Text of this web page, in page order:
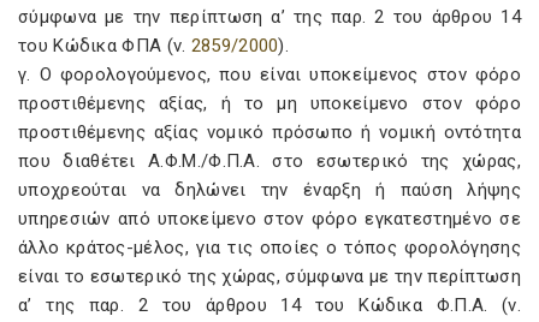
σύμφωνα με την περίπτωση α’ της παρ. 2 του άρθρου 14
του Κώδικα ΦΠΑ (ν. 2859/2000).
γ. Ο φορολογούμενος, που είναι υποκείμενος στον φόρο
προστιθέμενης αξίας, ή το μη υποκείμενο στον φόρο
προστιθέμενης αξίας νομικό πρόσωπο ή νομική οντότητα
που διαθέτει Α.Φ.Μ./Φ.Π.Α. στο εσωτερικό της χώρας,
υποχρεούται να δηλώνει την έναρξη ή παύση λήψης
υπηρεσιών από υποκείμενο στον φόρο εγκατεστημένο σε
άλλο κράτος-μέλος, για τις οποίες ο τόπος φορολόγησης
είναι το εσωτερικό της χώρας, σύμφωνα με την περίπτωση
α’ της παρ. 2 του άρθρου 14 του Κώδικα Φ.Π.Α. (ν.